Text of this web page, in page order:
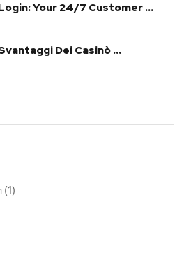
Your 24/7 Customer ...
Dei Casinò ...
(1)